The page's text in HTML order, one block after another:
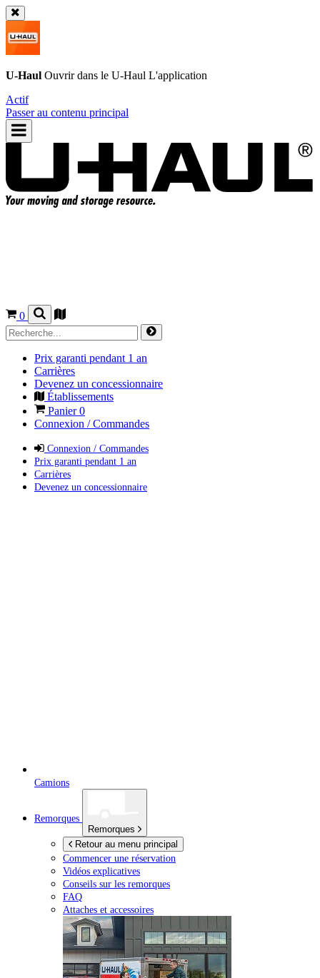
U-Haul Ouvrir dans le U-Haul L'application
Actif
Passer au contenu principal
0
Prix garanti pendant 1 an
Carrières
Devenez un concessionnaire
Établissements
Panier0
Connexion / Commandes
Connexion / Commandes
Prix garanti pendant 1 an
Carrières
Devenez un concessionnaire
Camions
Remorques
Remorques
Retour au menu principal
Commencer une réservation
Vidéos explicatives
Conseils sur les remorques
FAQ
Attaches et accessoires